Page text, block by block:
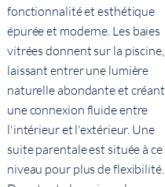
fonctionnalité et esthétique
épurée et moderne. Les baies
vitrées donnent sur la piscine,
laissant entrer une lumière
naturelle abondante et créant
une connexion fluide entre
l'intérieur et l'extérieur. Une
suite parentale est située à ce
niveau pour plus de flexibilité.